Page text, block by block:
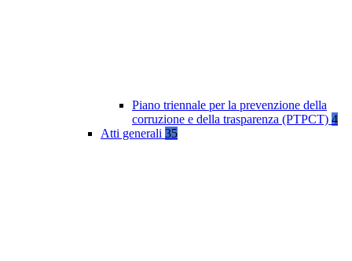
Piano triennale per la prevenzione della
corruzione e della trasparenza (PTPCT) 4
Atti generali 35